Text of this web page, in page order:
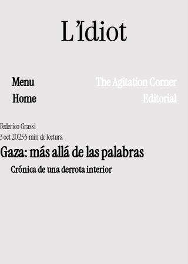
Menu
The Agitation Corner
Home
Editorial
Gaza: más allá de las palabras
Federico Grassi
3 oct 20255 min de lectura
Crónica de una derrota interior